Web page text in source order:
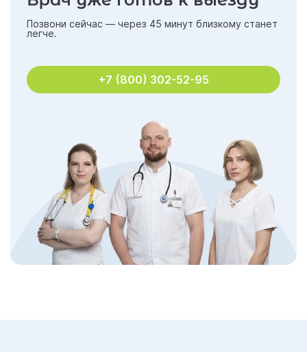
Позвони сейчас — через 45 минут близкому станет
легче.
+7 (800) 302-52-95